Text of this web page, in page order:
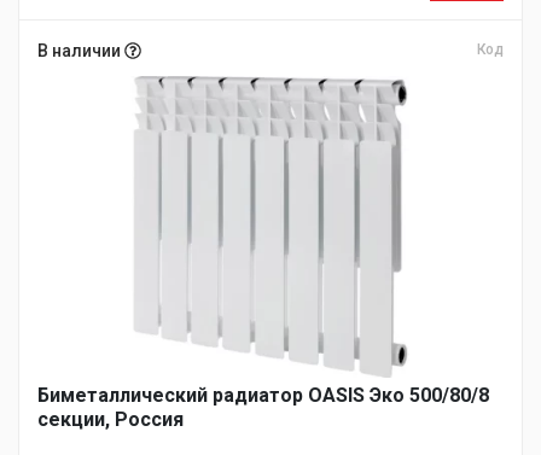
В наличии Код
Биметаллический радиатор OASIS Эко 500/80/8
секции, Россия